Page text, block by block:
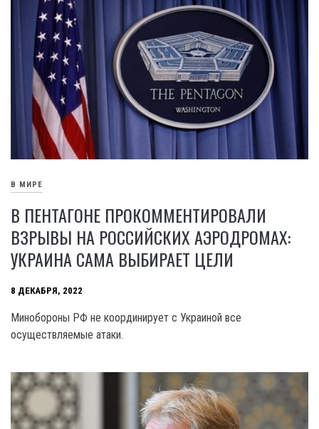
В МИРЕ
В ПЕНТАГОНЕ ПРОКОММЕНТИРОВАЛИ
ВЗРЫВЫ НА РОССИЙСКИХ АЭРОДРОМАХ:
УКРАИНА САМА ВЫБИРАЕТ ЦЕЛИ
8 ДЕКАБРЯ, 2022
Минобороны РФ не координирует с Украиной все
осуществляемые атаки.